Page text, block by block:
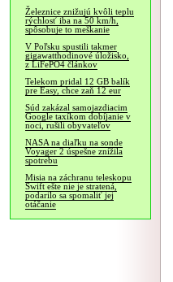
Železnice znižujú kvôli teplu
rýchlosť iba na 50 km/h,
spôsobuje to meškanie
V Poľsku spustili takmer
gigawatthodinové úložisko,
z LiFePO4 článkov
Telekom pridal 12 GB balík
pre Easy, chce zaň 12 eur
Súd zakázal samojazdiacim
Google taxíkom dobíjanie v
noci, rušili obyvateľov
NASA na diaľku na sonde
Voyager 2 úspešne znížila
spotrebu
Misia na záchranu teleskopu
Swift ešte nie je stratená,
podarilo sa spomaliť jej
otáčanie